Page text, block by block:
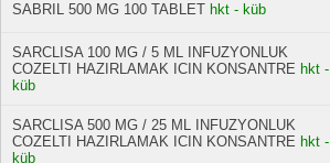
SABRIL 500 MG 100 TABLET hkt - küb
SARCLISA 100 MG / 5 ML INFUZYONLUK
COZELTI HAZIRLAMAK ICIN KONSANTRE hkt -
küb
SARCLISA 500 MG / 25 ML INFUZYONLUK
COZELTI HAZIRLAMAK ICIN KONSANTRE hkt -
küb